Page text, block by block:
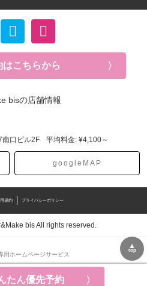
はこちらから
bisの店舗情報
南口ビル2F 平均料金: ¥4,100～
googleMAP
規約 プライバシーポリシー
bis All rights reserved.
用ホームページサービス
▲
top
たん優先予約
たん優先予約